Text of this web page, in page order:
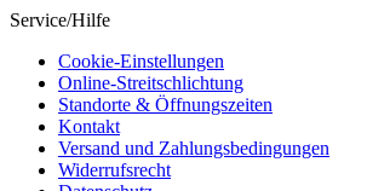
Service/Hilfe
Cookie-Einstellungen
Online-Streitschlichtung
Standorte & Öffnungszeiten
Kontakt
Versand und Zahlungsbedingungen
Widerrufsrecht